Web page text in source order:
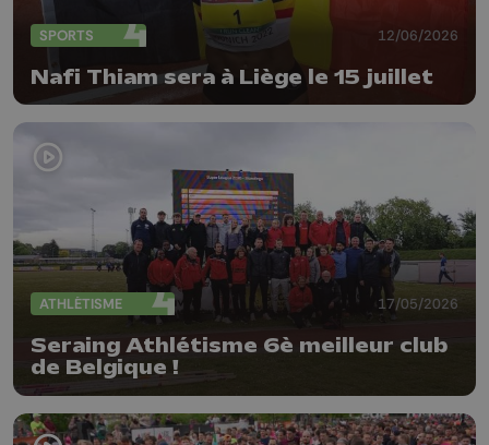
SPORTS 12/06/2026
Nafi Thiam sera à Liège le 15 juillet
ATHLÉTISME 17/05/2026
Seraing Athlétisme 6è meilleur club
de Belgique !